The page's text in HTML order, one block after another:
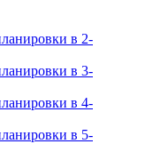
в 2-
в 3-
в 4-
в 5-